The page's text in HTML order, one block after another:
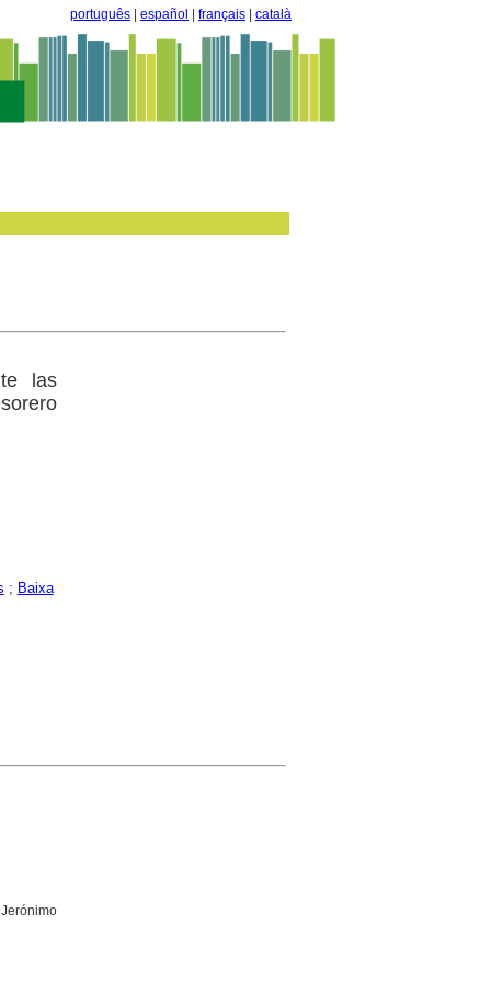
português español français català
las
; Baixa